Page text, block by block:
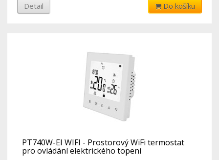
Detail Do košíku
PT740W-EI WIFI - Prostorový WiFi termostat
pro ovládání elektrického topení